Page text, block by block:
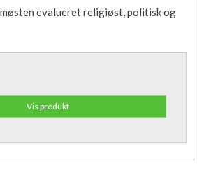
evalueret religiøst, politisk og
Vis produkt